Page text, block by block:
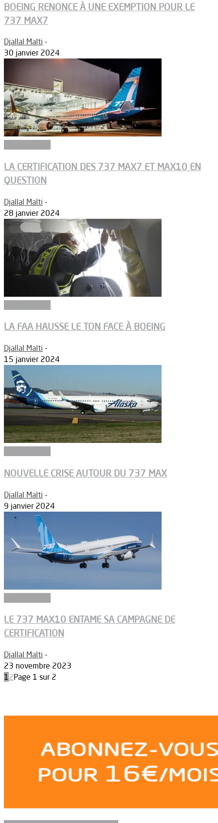
BOEING RENONCE À UNE EXEMPTION POUR LE
737 MAX7
Djallal Malti -
30 janvier 2024
LA CERTIFICATION DES 737 MAX7 ET MAX10 EN
QUESTION
Djallal Malti -
28 janvier 2024
LA FAA HAUSSE LE TON FACE À BOEING
Djallal Malti -
15 janvier 2024
NOUVELLE CRISE AUTOUR DU 737 MAX
Djallal Malti -
9 janvier 2024
LE 737 MAX10 ENTAME SA CAMPAGNE DE
CERTIFICATION
Djallal Malti -
23 novembre 2023
12Page 1 sur 2